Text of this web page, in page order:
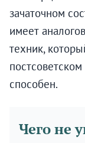
зачаточном
имеет
техник,
способен.
Чего не